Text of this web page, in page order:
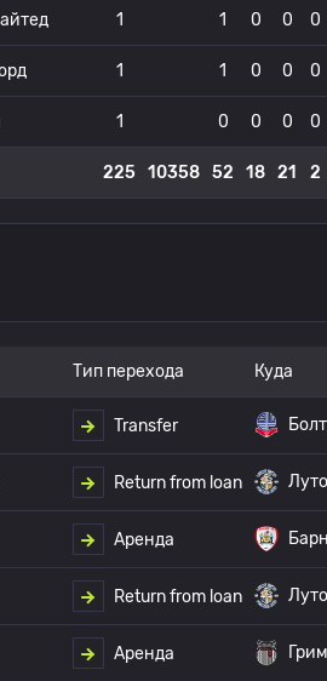
1 1 0 0 0
1 1 0 0 0
1 0 0 0 0
225 10358 52 18 21 2
Тип перехода Куда
Transfer
Return from loan
Аренда
Return from loan
Аренда